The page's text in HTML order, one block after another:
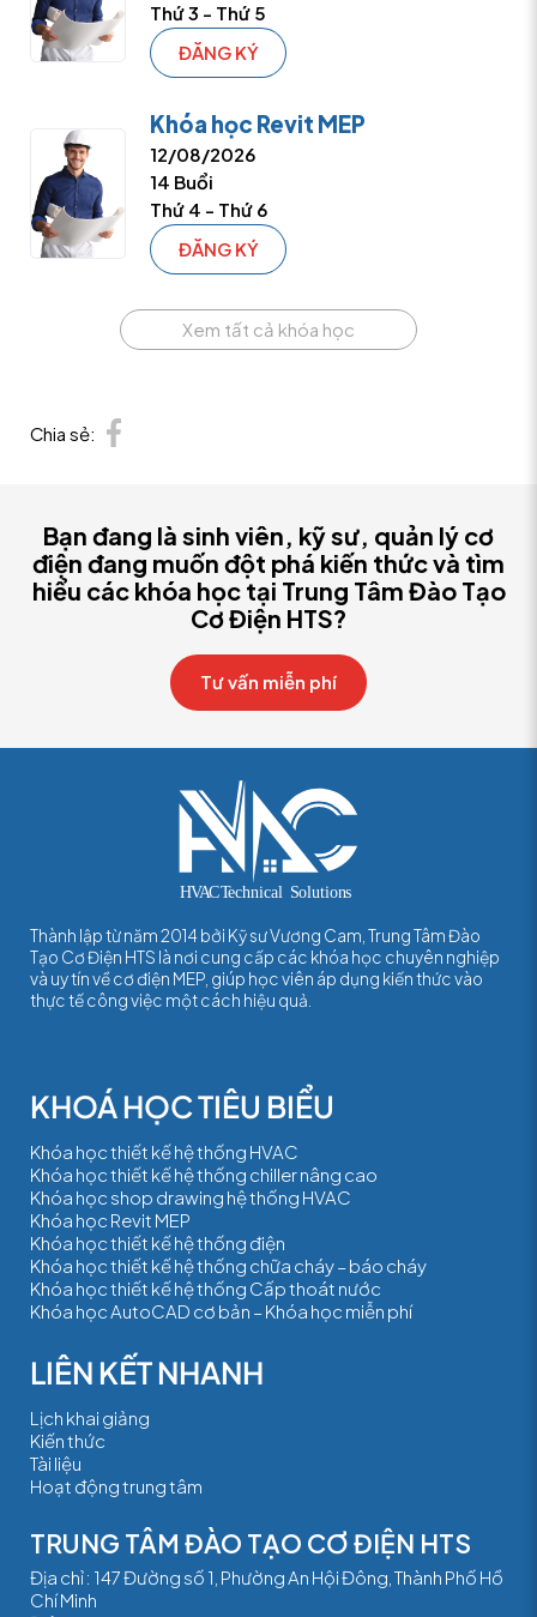
Chia sẻ:
Thứ 3 - Thứ 5
ĐĂNG KÝ
Khóa học Revit MEP
12/08/2026
14 Buổi
Thứ 4 - Thứ 6
ĐĂNG KÝ
Xem tất cả khóa học
Bạn đang là sinh viên, kỹ sư, quản lý cơ
điện đang muốn đột phá kiến thức và tìm
hiểu các khóa học tại Trung Tâm Đào Tạo
Cơ Điện HTS?
Tư vấn miễn phí
Thành lập từ năm 2014 bởi Kỹ sư Vương Cam, Trung Tâm Đào
Tạo Cơ Điện HTS là nơi cung cấp các khóa học chuyên nghiệp
và uy tín về cơ điện MEP, giúp học viên áp dụng kiến thức vào
thực tế công việc một cách hiệu quả.
Khóa học thiết kế hệ thống HVAC
Khóa học thiết kế hệ thống chiller nâng cao
Khóa học shop drawing hệ thống HVAC
Khóa học Revit MEP
Khóa học thiết kế hệ thống điện
Khóa học thiết kế hệ thống chữa cháy – báo cháy
Khóa học thiết kế hệ thống Cấp thoát nước
Khóa học AutoCAD cơ bản – Khóa học miễn phí
Lịch khai giảng
Kiến thức
Tài liệu
Hoạt động trung tâm
TRUNG TÂM ĐÀO TẠO CƠ ĐIỆN HTS
Địa chỉ : 147 Đường số 1, Phường An Hội Đông, Thành Phố Hồ
Chí Minh